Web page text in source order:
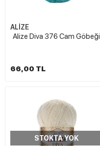
ALİZE
Alize Diva 376 Cam Göbeği
66,00 TL
STOKTA YOK